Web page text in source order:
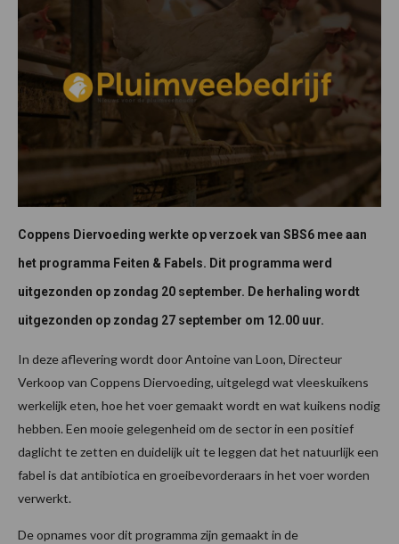
Coppens Diervoeding werkte op verzoek van SBS6 mee aan
het programma Feiten & Fabels. Dit programma werd
uitgezonden op zondag 20 september. De herhaling wordt
uitgezonden op zondag 27 september om 12.00 uur.
In deze aflevering wordt door Antoine van Loon, Directeur
Verkoop van Coppens Diervoeding, uitgelegd wat vleeskuikens
werkelijk eten, hoe het voer gemaakt wordt en wat kuikens nodig
hebben. Een mooie gelegenheid om de sector in een positief
daglicht te zetten en duidelijk uit te leggen dat het natuurlijk een
fabel is dat antibiotica en groeibevorderaars in het voer worden
verwerkt.
De opnames voor dit programma zijn gemaakt in de